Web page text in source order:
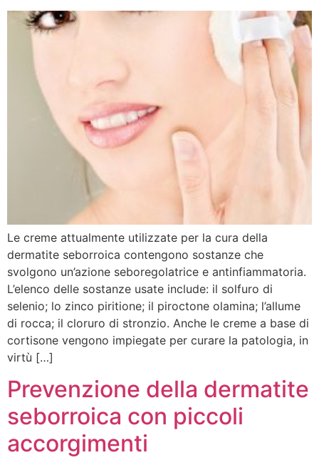
Le creme attualmente utilizzate per la cura della
dermatite seborroica contengono sostanze che
svolgono un’azione seboregolatrice e antinfiammatoria.
L’elenco delle sostanze usate include: il solfuro di
selenio; lo zinco piritione; il piroctone olamina; l’allume
di rocca; il cloruro di stronzio. Anche le creme a base di
cortisone vengono impiegate per curare la patologia, in
virtù […]
Prevenzione della dermatite
seborroica con piccoli
accorgimenti